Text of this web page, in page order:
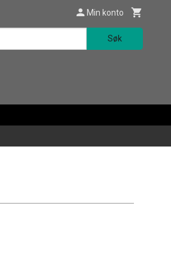
Min konto
Søk